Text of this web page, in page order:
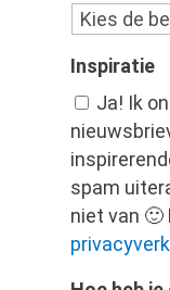
Inspiratie
Ja! Ik
spam
niet van 🙂